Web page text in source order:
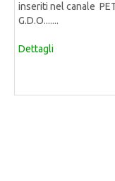
inseriti nel canale
G.D.O.......
Dettagli